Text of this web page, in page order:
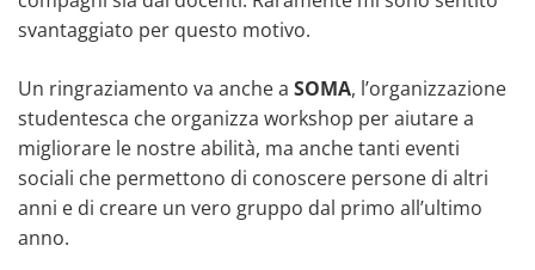
svantaggiato per questo motivo.
Un ringraziamento va anche a SOMA, l’organizzazione
studentesca che organizza workshop per aiutare a
migliorare le nostre abilità, ma anche tanti eventi
sociali che permettono di conoscere persone di altri
anni e di creare un vero gruppo dal primo all’ultimo
anno.